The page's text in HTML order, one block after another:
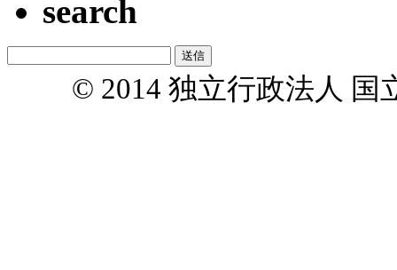
search
© 2014 独立行政法人 国